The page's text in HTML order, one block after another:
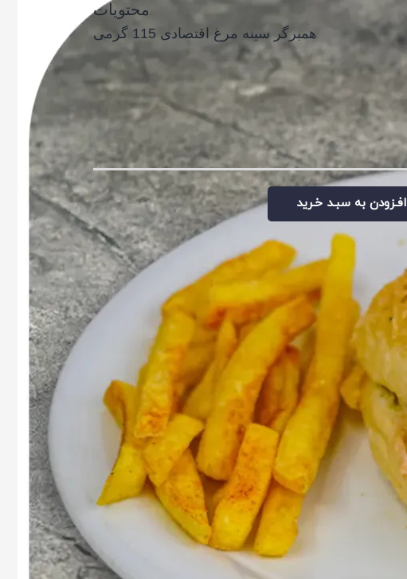
محتویات
همبرگر سینه مرغ اقتصادی 115 گرمی
افـزودن به سبـد خـرید